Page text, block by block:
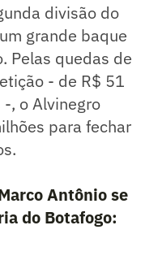
divisão do
grande baque
Pelas quedas de
- de R$ 51
, o Alvinegro
para fechar
Antônio se
do Botafogo: